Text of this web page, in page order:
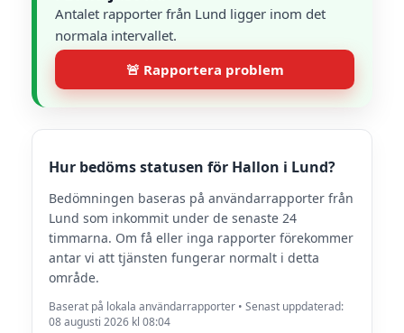
Antalet rapporter från Lund ligger inom det
normala intervallet.
🚨 Rapportera problem
Hur bedöms statusen för Hallon i Lund?
Bedömningen baseras på användarrapporter från
Lund som inkommit under de senaste 24
timmarna. Om få eller inga rapporter förekommer
antar vi att tjänsten fungerar normalt i detta
område.
Baserat på lokala användarrapporter • Senast uppdaterad:
08 augusti 2026 kl 08:04